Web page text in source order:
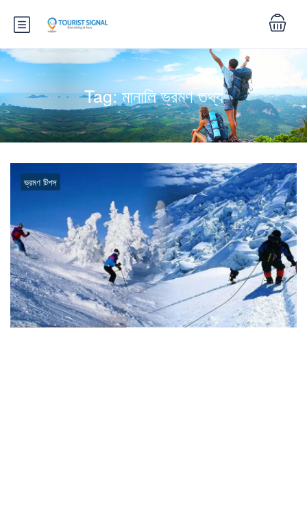
Tag:মানালি ভ্রমণ তথ্য
ভ্রমণ টিপস